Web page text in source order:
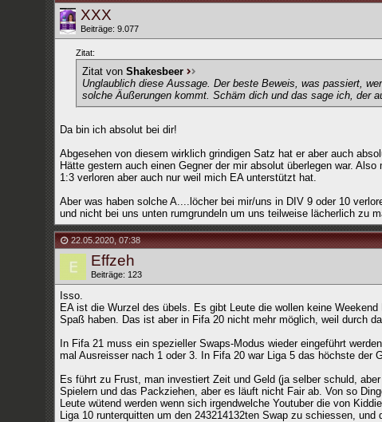
XXX
Beiträge: 9.077
Zitat:
Zitat von Shakesbeer
Unglaublich diese Aussage. Der beste Beweis, was passiert,
solche Äußerungen kommt. Schäm dich und das sage ich, der
Da bin ich absolut bei dir!
Abgesehen von diesem wirklich grindigen Satz hat er aber auch
Hätte gestern auch einen Gegner der mir absolut überlegen war.
1:3 verloren aber auch nur weil mich EA unterstützt hat.
Aber was haben solche A....löcher bei mir/uns in DIV 9 oder 10
und nicht bei uns unten rumgrundeln um uns teilweise lächerlich zu
22.05.2020,07:38
Effzeh
Beiträge: 123
Isso.
EA ist die Wurzel des übels. Es gibt Leute die wollen keine
Spaß haben. Das ist aber in Fifa 20 nicht mehr möglich, weil durch
In Fifa 21 muss ein spezieller Swaps-Modus wieder eingeführt
mal Ausreisser nach 1 oder 3. In Fifa 20 war Liga 5 das höchste der
Es führt zu Frust, man investiert Zeit und Geld (ja selber schuld,
Spielern und das Packziehen, aber es läuft nicht Fair ab. Von so
Leute wütend werden wenn sich irgendwelche Youtuber die von
Liga 10 runterquitten um den 243214132ten Swap zu schiessen,